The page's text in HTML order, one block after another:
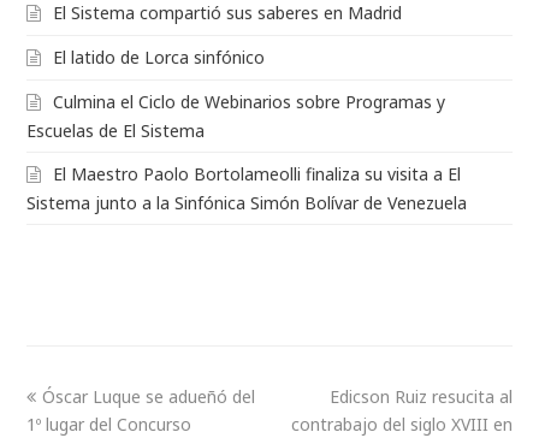
El Sistema compartió sus saberes en Madrid
El latido de Lorca sinfónico
Culmina el Ciclo de Webinarios sobre Programas y
Escuelas de El Sistema
El Maestro Paolo Bortolameolli finaliza su visita a El
Sistema junto a la Sinfónica Simón Bolívar de Venezuela
Óscar Luque se adueñó del
1º lugar del Concurso
Edicson Ruiz resucita al
contrabajo del siglo XVIII en